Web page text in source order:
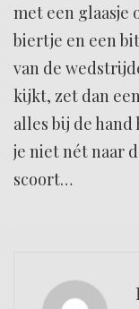
met een glaasje
biertje en een
van de
kijkt, zet dan
alles bij de
je niet nét naar
scoort…